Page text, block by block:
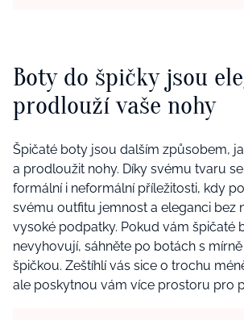
Boty do špičky jsou
prodlouží vaše nohy
Špičaté boty jsou dalším způsobem,
a prodloužit nohy. Díky svému tvaru
formální i neformální příležitosti, kdy
svému outfitu jemnost a eleganci bez
vysoké podpatky. Pokud vám špičaté
nevyhovují, sáhněte po botách s
špičkou. Zeštíhlí vás sice o trochu
ale poskytnou vám více prostoru pro